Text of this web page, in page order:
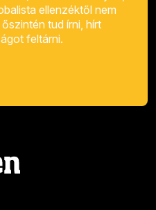
ellenzéktől nem
tud írni, hírt
feltárni.